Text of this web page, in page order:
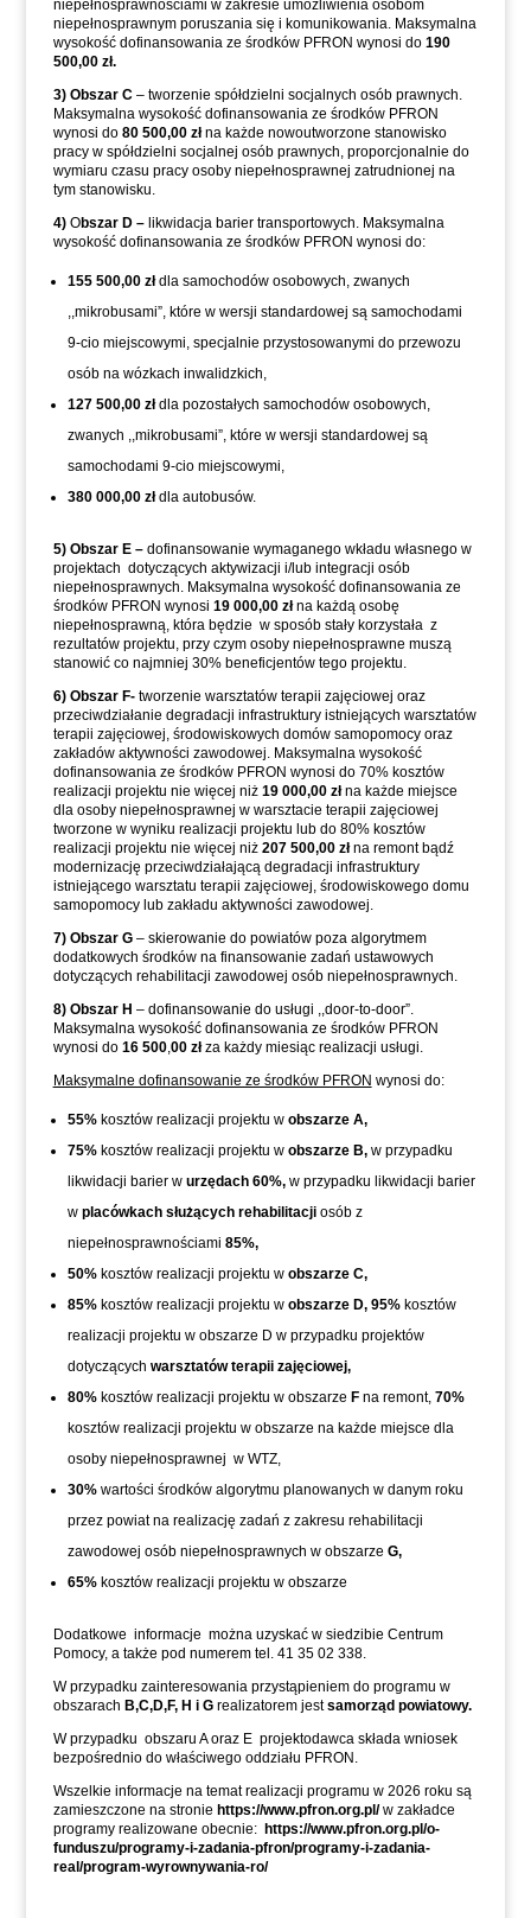
niepełnosprawnościami w zakresie umożliwienia osobom
niepełnosprawnym poruszania się i komunikowania. Maksymalna
wysokość dofinansowania ze środków PFRON wynosi do 190
500,00 zł.
3) Obszar C– tworzenie spółdzielni socjalnych osób prawnych.
Maksymalna wysokość dofinansowania ze środków PFRON
wynosi do 80 500,00 złna każde nowoutworzone stanowisko
pracy w spółdzielni socjalnej osób prawnych, proporcjonalnie do
wymiaru czasu pracy osoby niepełnosprawnej zatrudnionej na
tym stanowisku.
4)Obszar D – likwidacja barier transportowych. Maksymalna
wysokość dofinansowania ze środków PFRON wynosi do:
155 500,00 złdla samochodów osobowych, zwanych
,,mikrobusami”, które w wersji standardowej są samochodami
9-cio miejscowymi, specjalnie przystosowanymi do przewozu
osób na wózkach inwalidzkich,
127 500,00 złdla pozostałych samochodów osobowych,
zwanych ,,mikrobusami”, które w wersji standardowej są
samochodami 9-cio miejscowymi,
380 000,00 złdla autobusów.
5) Obszar E – dofinansowanie wymaganego wkładu własnego w
projektach dotyczących aktywizacji i/lub integracji osób
niepełnosprawnych. Maksymalna wysokość dofinansowania ze
środków PFRON wynosi 19 000,00 złna każdą osobę
niepełnosprawną, która będzie w sposób stały korzystała z
rezultatów projektu, przy czym osoby niepełnosprawne muszą
stanowić co najmniej 30% beneficjentów tego projektu.
6) Obszar F- tworzenie warsztatów terapii zajęciowej oraz
przeciwdziałanie degradacji infrastruktury istniejących warsztatów
terapii zajęciowej, środowiskowych domów samopomocy oraz
zakładów aktywności zawodowej. Maksymalna wysokość
dofinansowania ze środków PFRON wynosi do 70% kosztów
realizacji projektu nie więcej niż 19 000,00 złna każde miejsce
dla osoby niepełnosprawnej w warsztacie terapii zajęciowej
tworzone w wyniku realizacji projektu lub do 80% kosztów
realizacji projektu nie więcej niż 207 500,00 złna remont bądź
modernizację przeciwdziałającą degradacji infrastruktury
istniejącego warsztatu terapii zajęciowej, środowiskowego domu
samopomocy lub zakładu aktywności zawodowej.
7) Obszar G– skierowanie do powiatów poza algorytmem
dodatkowych środków na finansowanie zadań ustawowych
dotyczących rehabilitacji zawodowej osób niepełnosprawnych.
8) Obszar H – dofinansowanie do usługi ,,door-to-door”.
Maksymalna wysokość dofinansowania ze środków PFRON
wynosi do 16 500,00 złza każdy miesiąc realizacji usługi.
Maksymalne dofinansowanie ze środków PFRON wynosi do:
55%kosztów realizacji projektu w obszarze A,
75%kosztów realizacji projektu w obszarze B,w przypadku
likwidacji barier w urzędach 60%,w przypadku likwidacji barier
w placówkach służących rehabilitacjiosób z
niepełnosprawnościami 85%,
50%kosztów realizacji projektu w obszarze C,
85% kosztów realizacji projektu w obszarze D, 95%kosztów
realizacji projektu w obszarze D w przypadku projektów
dotyczących warsztatów terapii zajęciowej,
80%kosztów realizacji projektu w obszarze Fna remont, 70%
kosztów realizacji projektu w obszarze na każde miejsce dla
osoby niepełnosprawnej w WTZ,
30%wartości środków algorytmu planowanych w danym roku
przez powiat na realizację zadań z zakresu rehabilitacji
zawodowej osób niepełnosprawnych w obszarze G,
65% kosztów realizacji projektu w obszarze
Dodatkowe informacje można uzyskać w siedzibie Centrum
Pomocy, a także pod numerem tel. 41 35 02 338.
W przypadku zainteresowania przystąpieniem do programu w
obszarach B,C,D,F, H i Grealizatorem jestsamorząd powiatowy.
W przypadku obszaru A oraz E projektodawca składa wniosek
bezpośrednio do właściwego oddziału PFRON.
Wszelkie informacje na temat realizacji programu w 2026 roku są
zamieszczone na stronie https://www.pfron.org.pl/w zakładce
programy realizowane obecnie: https://www.pfron.org.pl/o-
funduszu/programy-i-zadania-pfron/programy-i-zadania-
real/program-wyrownywania-ro/